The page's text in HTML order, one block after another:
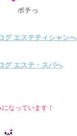
ポチっ
なっています！